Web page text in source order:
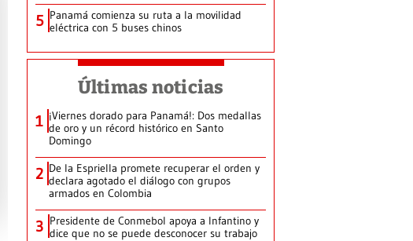
5 Panamá comienza su ruta a la movilidad
eléctrica con 5 buses chinos
Últimas noticias
1 ¡Viernes dorado para Panamá!: Dos medallas
de oro y un récord histórico en Santo
Domingo
2 De la Espriella promete recuperar el orden y
declara agotado el diálogo con grupos
armados en Colombia
3 Presidente de Conmebol apoya a Infantino y
dice que no se puede desconocer su trabajo